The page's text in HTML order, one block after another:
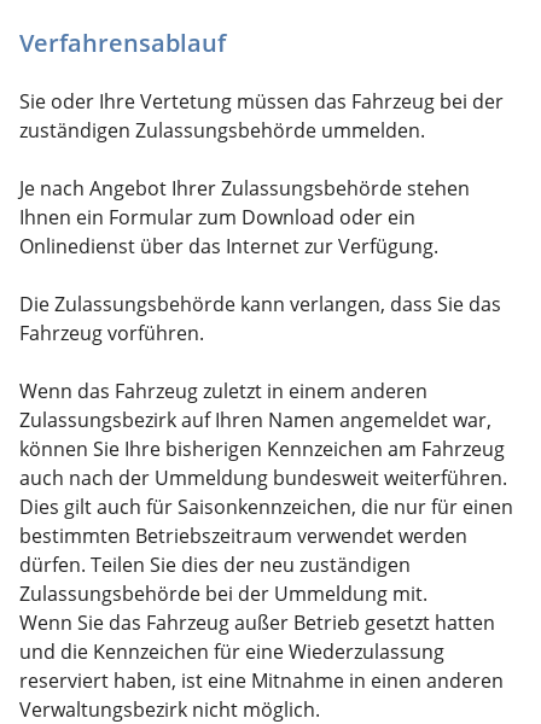
Verfahrensablauf
Sie oder Ihre Vertetung müssen das Fahrzeug bei der
zuständigen Zulassungsbehörde ummelden.
Je nach Angebot Ihrer Zulassungsbehörde stehen
Ihnen ein Formular zum Download oder ein
Onlinedienst über das Internet zur Verfügung.
Die Zulassungsbehörde kann verlangen, dass Sie das
Fahrzeug vorführen.
Wenn das Fahrzeug zuletzt in einem anderen
Zulassungsbezirk auf Ihren Namen angemeldet war,
können Sie Ihre bisherigen Kennzeichen am Fahrzeug
auch nach der Ummeldung bundesweit weiterführen.
Dies giltauch für Saisonkennzeichen, die nur für einen
bestimmten Betriebszeitraum verwendet werden
dürfen. Teilen Sie dies der neu zuständigen
Zulassungsbehörde bei der Ummeldung mit.
Wenn Sie das Fahrzeug außer Betrieb gesetzt hatten
und die Kennzeichen für eineWiederzulassung
reserviert haben, ist eine Mitnahme in einen anderen
Verwaltungsbezirk nicht möglich.